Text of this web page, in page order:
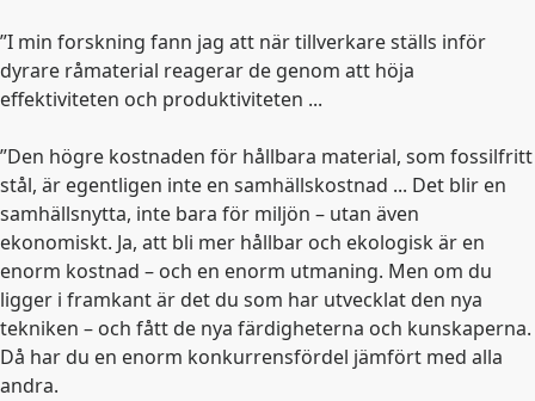
”I min forskning fann jag att när tillverkare ställs inför
dyrare råmaterial reagerar de genom att höja
effektiviteten och produktiviteten ...
”Den högre kostnaden för hållbara material, som fossilfritt
stål, är egentligen inte en samhällskostnad ... Det blir en
samhällsnytta, inte bara för miljön – utan även
ekonomiskt. Ja, att bli mer hållbar och ekologisk är en
enorm kostnad – och en enorm utmaning. Men om du
ligger i framkant är det du som har utvecklat den nya
tekniken – och fått de nya färdigheterna och kunskaperna.
Då har du en enorm konkurrensfördel jämfört med alla
andra.